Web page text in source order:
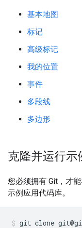
基本地图
标记
高级标记
我的位置
事件
多段线
多边形
克隆并运行示
您必须拥有 Git，才
示例应用代码库。
git clone